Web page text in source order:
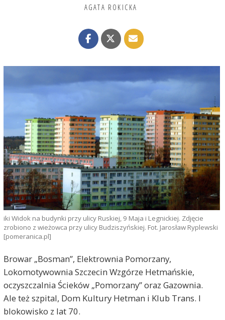
AGATA ROKICKA
iki Widok na budynki przy ulicy Ruskiej, 9 Maja i Legnickiej. Zdjęcie
zrobiono z wieżowca przy ulicy Budziszyńskiej. Fot. Jarosław Ryplewski
[pomeranica.pl]
Browar „Bosman”, Elektrownia Pomorzany,
Lokomotywownia Szczecin Wzgórze Hetmańskie,
oczyszczalnia Ścieków „Pomorzany” oraz Gazownia.
Ale też szpital, Dom Kultury Hetman i Klub Trans. I
blokowisko z lat 70.